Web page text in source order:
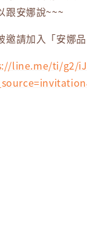
跟安娜說~~~
邀請加入「安娜
line.me/ti/g2/